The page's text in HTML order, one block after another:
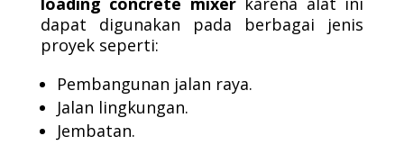
dapat digunakan pada berbagai jenis
proyek seperti:
Pembangunan jalan raya.
Jalan lingkungan.
Jembatan.